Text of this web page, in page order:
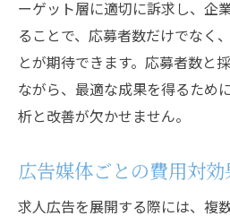
ーゲット層に適切に訴求し、企
ることで、応募者数だけでなく
とが期待できます。応募者数と
ながら、最適な成果を得るため
析と改善が欠かせません。
広告媒体ごとの費用対
求人広告を展開する際には、複